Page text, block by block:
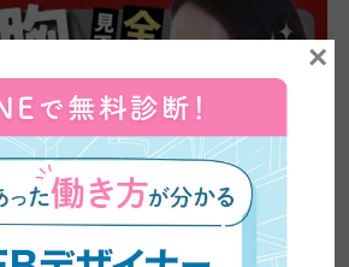
×